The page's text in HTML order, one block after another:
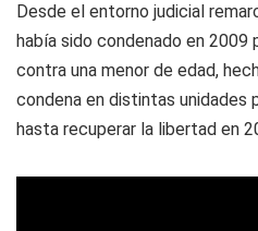
Desde el entorno judicial
había sido condenado en 2009
contra una menor de edad,
condena en distintas unidades
hasta recuperar la libertad en